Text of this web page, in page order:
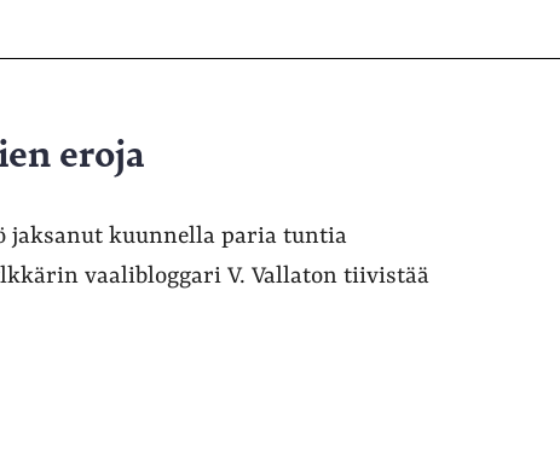
eroja
jaksanut kuunnella paria tuntia
vaalibloggari V. Vallaton tiivistää